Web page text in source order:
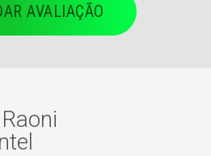
AVALIAÇÃO